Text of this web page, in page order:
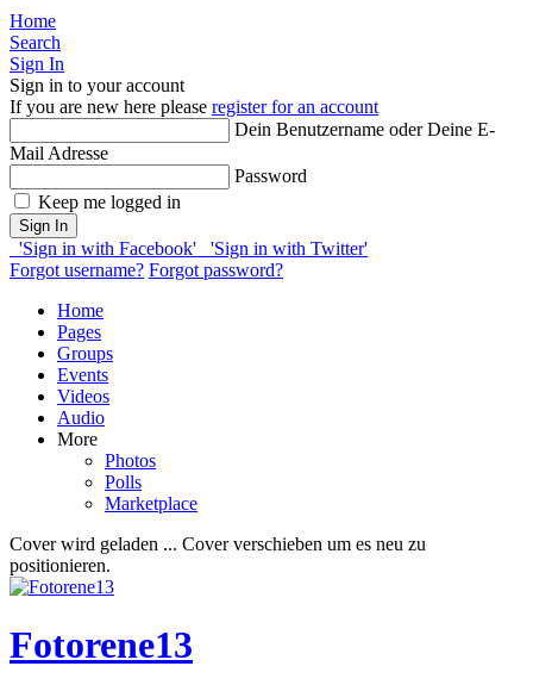
Home
Search
Sign In
Sign in to your account
If you are new here please register for an account
Dein Benutzername oder Deine E-
Mail Adresse
Password
Keep me logged in
Sign In
'Sign in with Facebook'
'Sign in with Twitter'
Forgot username? Forgot password?
Home
Pages
Groups
Events
Videos
Audio
More
Photos
Polls
Marketplace
Cover wird geladen ... Cover verschieben um es neu zu
positionieren.
Fotorene13